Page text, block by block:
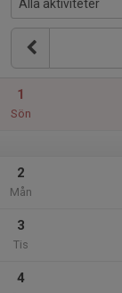
1
Sön
2
Mån
3
Tis
4